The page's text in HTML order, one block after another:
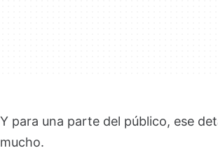
Y para una parte del público, ese
mucho.